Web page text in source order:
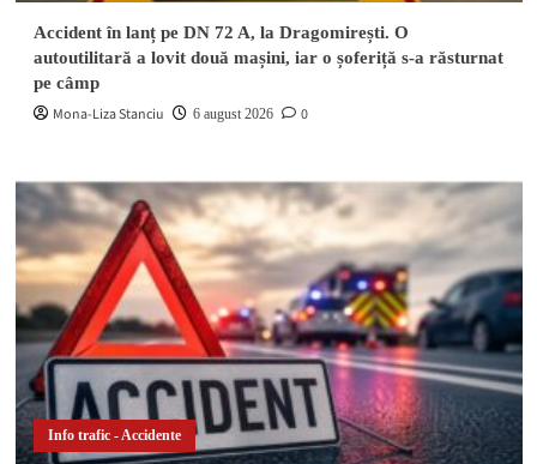
Accident în lanț pe DN 72 A, la Dragomirești. O
autoutilitară a lovit două mașini, iar o șoferiță s-a răsturnat
pe câmp
Mona-Liza Stanciu 6 august 2026 0
Info trafic - Accidente